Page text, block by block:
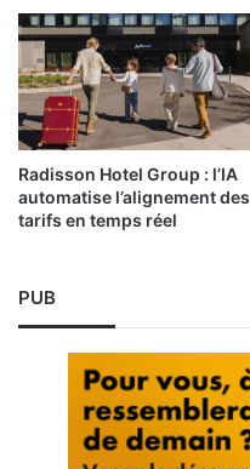
Radisson Hotel Group : l’IA
automatise l’alignement des
tarifs en temps réel
PUB